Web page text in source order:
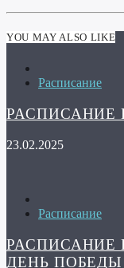
YOU MAY ALSO LIKE
Расписание
РАСПИСАНИЕ
23.02.2025
Расписание
РАСПИСАНИЕ
ДЕНЬ ПОБЕДЫ